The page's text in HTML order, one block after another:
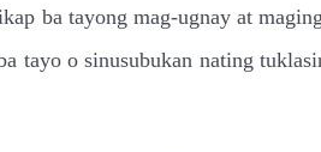
ba tayong mag-ugnay at
tayo o sinusubukan nating